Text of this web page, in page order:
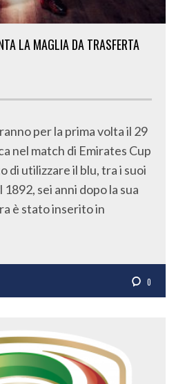
LA MAGLIA DA TRASFERTA
per la prima volta il 29
nel match di Emirates Cup
di utilizzare il blu, tra i suoi
sei anni dopo la sua
è stato inserito in
0